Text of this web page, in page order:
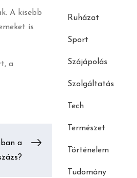
A kisebb
is
a
a
Ruházat
Sport
Szájápolás
Szolgáltatás
Tech
Természet
Történelem
Tudomány